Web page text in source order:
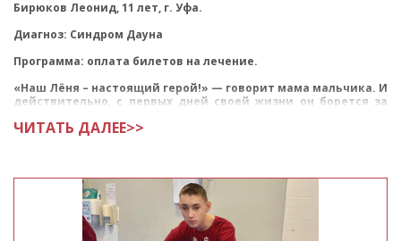
Бирюков Леонид, 11 лет, г. Уфа.
Диагноз: Синдром Дауна
Программа: оплата билетов на лечение.
«Наш Лёня – настоящий герой!» — говорит мама мальчика. И
действительно, с первых дней своей жизни он борется за
<
ЧИТАТЬ ДАЛЕЕ>>